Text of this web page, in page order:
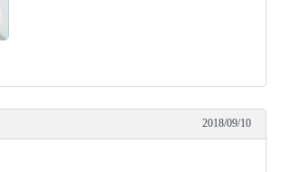
2018/09/10